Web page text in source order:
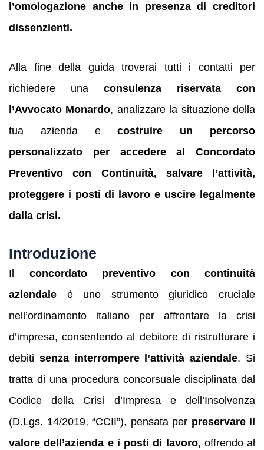
l’omologazione anche in presenza di creditori
dissenzienti.
Alla fine della guida troverai tutti i contatti per
richiedere una consulenza riservata con
l’Avvocato Monardo, analizzare la situazione della
tua azienda ecostruire un percorso
personalizzato per accedere al Concordato
Preventivo con Continuità, salvare l’attività,
proteggere i posti di lavoro e uscire legalmente
dalla crisi.
Introduzione
Il concordato preventivo con continuità
aziendale è uno strumento giuridico cruciale
nell’ordinamento italiano per affrontare la crisi
d’impresa, consentendo al debitore di ristrutturare i
debiti senza interrompere l’attività aziendale. Si
tratta di una procedura concorsuale disciplinata dal
Codice della Crisi d’Impresa e dell’Insolvenza
(D.Lgs. 14/2019, “CCII”), pensata per preservare il
valore dell’azienda e i posti di lavoro, offrendo al